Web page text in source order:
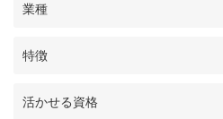
業種
特徴
活かせる資格